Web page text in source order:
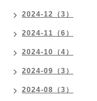
2024-12（3）
2024-11（6）
2024-10（4）
2024-09（3）
2024-08（3）